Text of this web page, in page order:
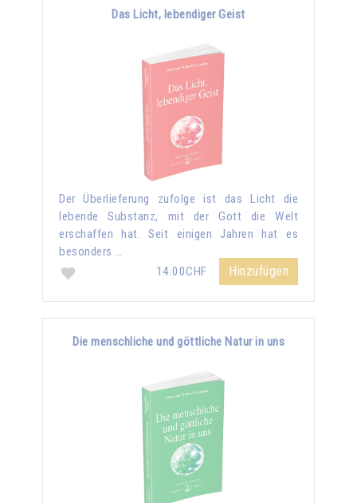
Das Licht, lebendiger Geist
Der Überlieferung zufolge ist das Licht die
lebende Substanz, mit der Gott die Welt
erschaffen hat. Seit einigen Jahren hat es
besonders …
14.00CHF
Hinzufügen
Die menschliche und göttliche Natur in uns